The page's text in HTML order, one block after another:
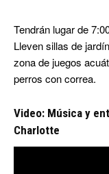
Tendrán lugar de
Lleven sillas de
zona de juegos
perros con correa.
Video: Música y
Charlotte